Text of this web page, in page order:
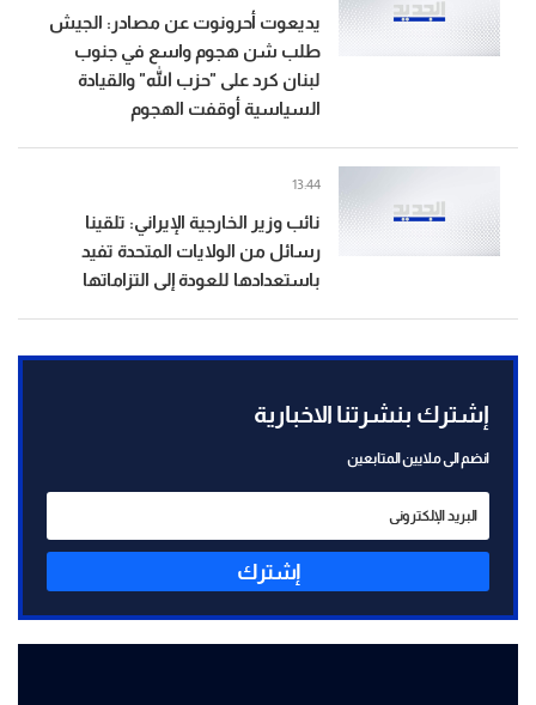
يديعوت أحرونوت عن مصادر: الجيش
طلب شن هجوم واسع في جنوب
لبنان كرد على "حزب الله" والقيادة
السياسية أوقفت الهجوم
نائب وزير الخارجية الإيراني: تلقينا
رسائل من الولايات المتحدة تفيد
باستعدادها للعودة إلى التزاماتها
13:44
إشترك بنشرتنا الاخبارية
انضم الى ملايين المتابعين
إشترك